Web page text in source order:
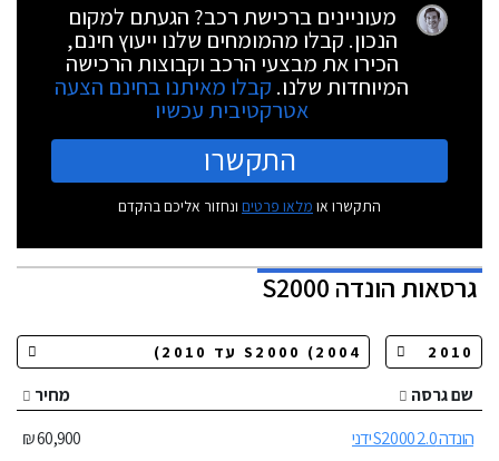
מעוניינים ברכישת רכב? הגעתם למקום
הנכון. קבלו מהמומחים שלנו ייעוץ חינם,
הכירו את מבצעי הרכב וקבוצות הרכישה
המיוחדות שלנו. קבלו מאיתנו בחינם הצעה
אטרקטיבית עכשיו
התקשרו
התקשרו או מלאו פרטים ונחזור אליכם בהקדם
גרסאותהונדה S2000
שם גרסה
מחיר
הונדה S2000 2.0 ידני
60,900 ₪